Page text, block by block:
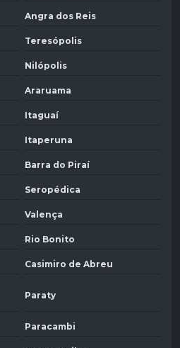
Angra dos Reis
Teresópolis
Nilópolis
Araruama
Itaguaí
Itaperuna
Barra do Piraí
Seropédica
Valença
Rio Bonito
Casimiro de Abreu
Paraty
Paracambi